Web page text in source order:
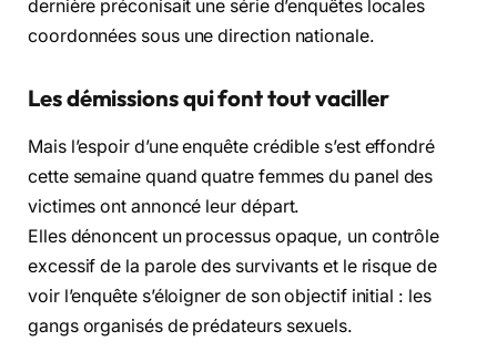
dernière préconisait une série d’enquêtes locales
coordonnées sous une direction nationale.
Les démissions qui font tout vaciller
Mais l’espoir d’une enquête crédible s’est effondré
cette semaine quand quatre femmes du panel des
victimes ont annoncé leur départ.
Elles dénoncent un processus opaque, un contrôle
excessif de la parole des survivants et le risque de
voir l’enquête s’éloigner de son objectif initial : les
gangs organisés de prédateurs sexuels.